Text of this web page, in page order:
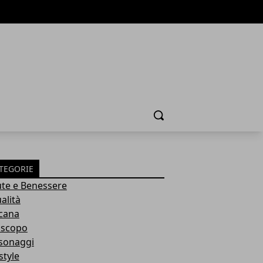
Cerca
e Benessere